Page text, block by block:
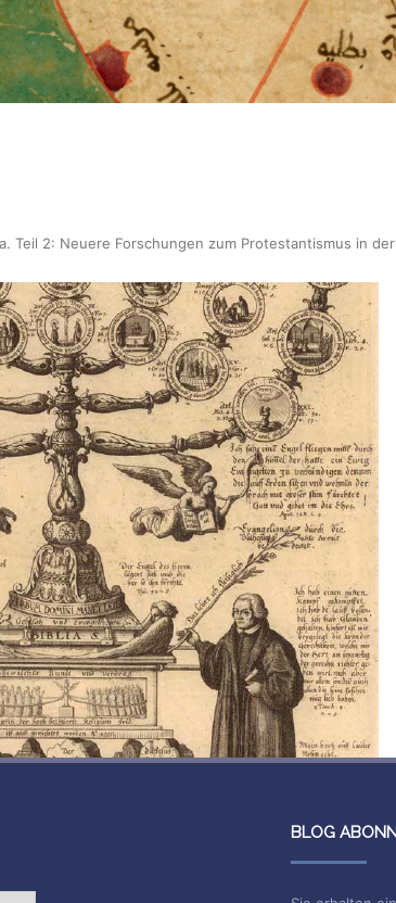
Teil 2: Neuere Forschungen zum Protestantismus in
BLOG